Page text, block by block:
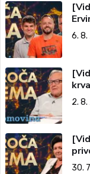
6. 8.
2.
30.